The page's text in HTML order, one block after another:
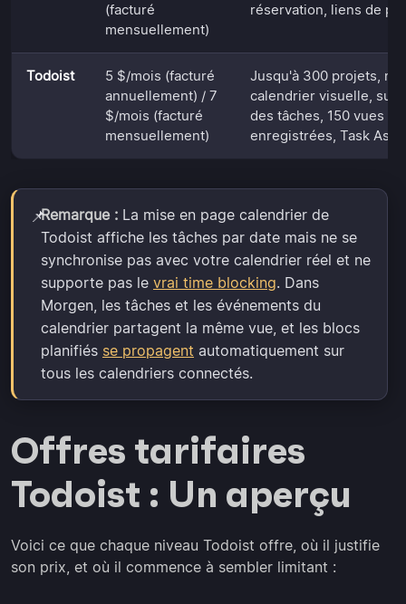
(facturé
mensuellement)
réservation, liens de
Todoist
5 $/mois (facturé
annuellement) / 7
$/mois (facturé
mensuellement)
Jusqu'à 300 projets,
calendrier visuelle,
des tâches, 150 vues
enregistrées, Task
📌Remarque : La mise en page calendrier de
Todoist affiche les tâches par date mais ne se
synchronise pas avec votre calendrier réel et ne
supporte pas le vrai time blocking. Dans
Morgen, les tâches et les événements du
calendrier partagent la même vue, et les blocs
planifiés se propagent automatiquement sur
tous les calendriers connectés.
Offres tarifaires
Todoist : Un aperçu
Voici ce que chaque niveau Todoist offre, où il justifie
son prix, et où il commence à sembler limitant :